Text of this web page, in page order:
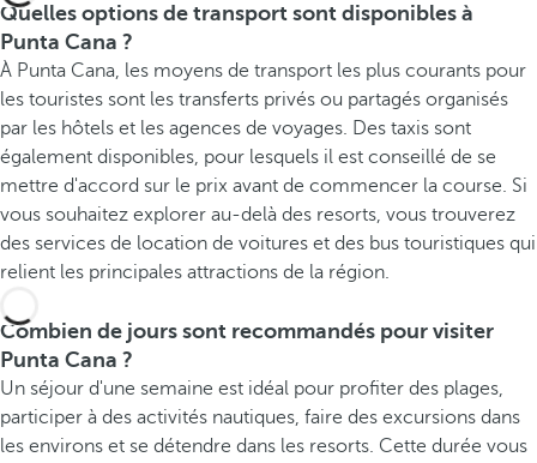
Quelles options de transport sont disponibles à
Punta Cana ?
À Punta Cana, les moyens de transport les plus courants pour
les touristes sont les transferts privés ou partagés organisés
par les hôtels et les agences de voyages. Des taxis sont
également disponibles, pour lesquels il est conseillé de se
mettre d'accord sur le prix avant de commencer la course. Si
vous souhaitez explorer au-delà des resorts, vous trouverez
des services de location de voitures et des bus touristiques qui
relient les principales attractions de la région.
Combien de jours sont recommandés pour visiter
Punta Cana ?
Un séjour d'une semaine est idéal pour profiter des plages,
participer à des activités nautiques, faire des excursions dans
les environs et se détendre dans les resorts. Cette durée vous